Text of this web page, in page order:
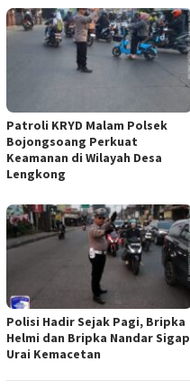
Patroli KRYD Malam Polsek
Bojongsoang Perkuat
Keamanan di Wilayah Desa
Lengkong
Polisi Hadir Sejak Pagi, Bripka
Helmi dan Bripka Nandar Sigap
Urai Kemacetan